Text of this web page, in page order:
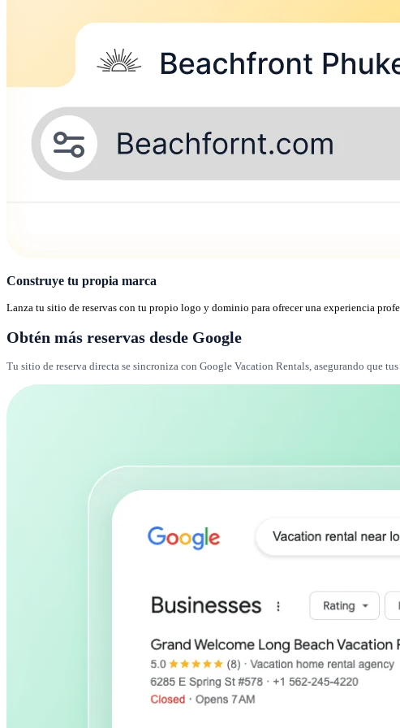
Construye tu propia marca
Lanza tu sitio de reservas con tu propio logo y dominio para ofrecer una experiencia
Obtén más reservas desde Google
Tu sitio de reserva directa se sincroniza con Google Vacation Rentals, asegurando que